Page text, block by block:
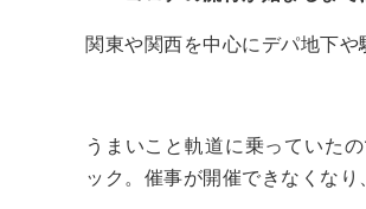
関東や関西を中心にデパ地下
うまいこと軌道に乗っていた
ック。催事が開催できなくなり